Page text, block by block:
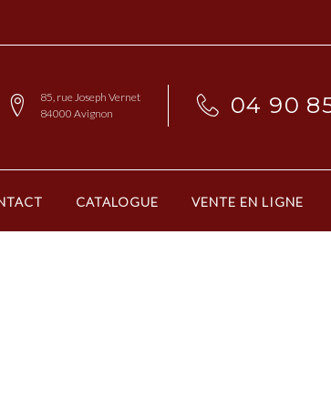
85, rue Joseph Vernet
84000 Avignon
04 90
CATALOGUE VENTE EN LIGNE